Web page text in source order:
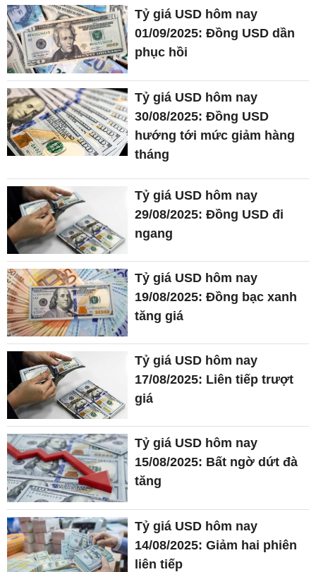
Tỷ giá USD hôm nay
01/09/2025: Đồng USD dần
phục hồi
Tỷ giá USD hôm nay
30/08/2025: Đồng USD
hướng tới mức giảm hàng
tháng
Tỷ giá USD hôm nay
29/08/2025: Đồng USD đi
ngang
Tỷ giá USD hôm nay
19/08/2025: Đồng bạc xanh
tăng giá
Tỷ giá USD hôm nay
17/08/2025: Liên tiếp trượt
giá
Tỷ giá USD hôm nay
15/08/2025: Bất ngờ dứt đà
tăng
Tỷ giá USD hôm nay
14/08/2025: Giảm hai phiên
liên tiếp